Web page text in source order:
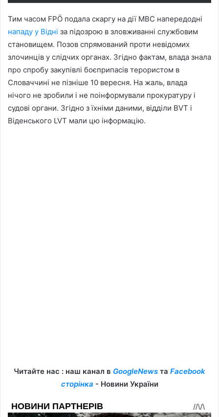
Тим часом FPÖ подала скаргу на дії МВС напередодні
нападу у Відні за підозрою в зловживанні службовим
становищем. Позов спрямований проти невідомих
злочинців у слідчих органах. Згідно фактам, влада знала
про спробу закупівлі боєприпасів терористом в
Словаччині не пізніше 10 вересня. На жаль, влада
нічого не зробили і не поінформували прокуратуру і
судові органи. Згідно з їхніми даними, відділи BVT і
Віденського LVT мали цю інформацію.
Читайте нас : наш канал в GoogleNews та Facebook
сторінка - Новини України